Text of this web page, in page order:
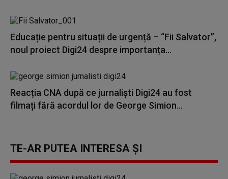
Educație pentru situații de urgență – “Fii Salvator”,
noul proiect Digi24 despre importanța...
Reacția CNA după ce jurnaliști Digi24 au fost
filmați fără acordul lor de George Simion...
TE-AR PUTEA INTERESA ȘI